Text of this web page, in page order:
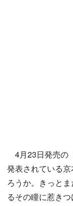
4月23日発売の
発表されている
ろうか。きっと
るその瞳に惹きつ